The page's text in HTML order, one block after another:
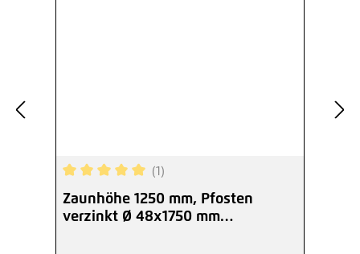
Durchschnittliche Bewertung von 5 von 5
(1)
Zaunhöhe 1250 mm, Pfosten
verzinkt Ø 48x1750 mm